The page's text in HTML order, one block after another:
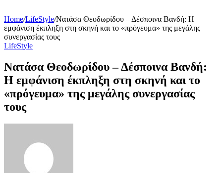
Home/LifeStyle/Νατάσα Θεοδωρίδου – Δέσποινα Βανδή: Η
εμφάνιση έκπληξη στη σκηνή και το «πρόγευμα» της μεγάλης
συνεργασίας τους
LifeStyle
Νατάσα Θεοδωρίδου – Δέσποινα Βανδή:
Η εμφάνιση έκπληξη στη σκηνή και το
«πρόγευμα» της μεγάλης συνεργασίας
τους